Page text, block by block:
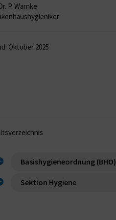
P. Warnke
Oktober 2025
Basishygieneordnung (BHO)
Sektion Hygiene